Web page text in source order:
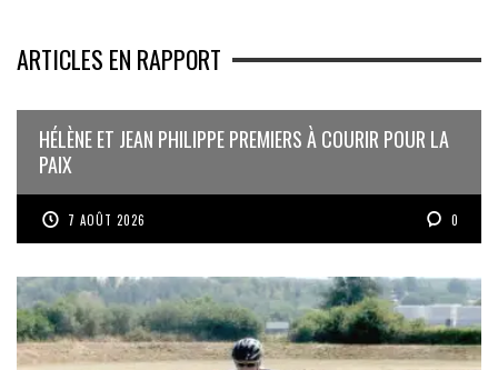
ARTICLES EN RAPPORT
HÉLÈNE ET JEAN PHILIPPE PREMIERS À COURIR POUR LA
PAIX
7 AOÛT 2026 0